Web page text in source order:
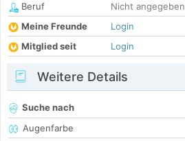
Beruf
Nicht angegeben
Meine Freunde
Login
Mitglied seit
Login
Weitere Details
Suche nach
Augenfarbe